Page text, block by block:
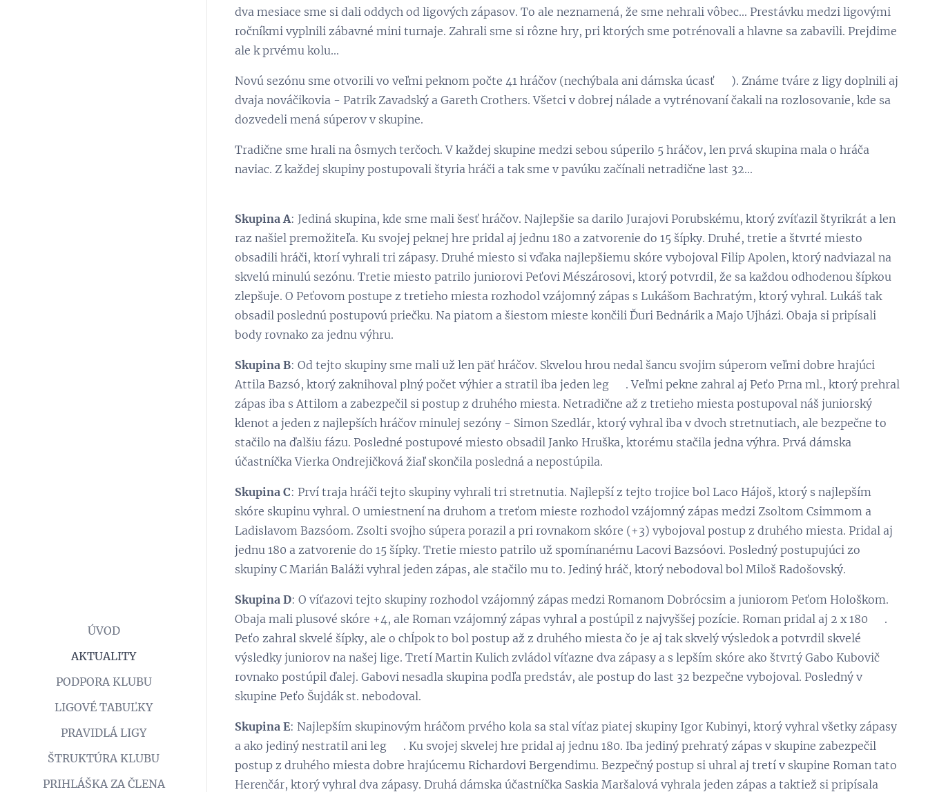
ÚVOD
AKTUALITY
PODPORA KLUBU
LIGOVÉ TABUĽKY
PRAVIDLÁ LIGY
ŠTRUKTÚRA KLUBU
PRIHLÁŠKA ZA ČLENA
dva mesiace sme si dali oddych od ligových zápasov. To ale neznamená, že sme nehrali vôbec... Prestávku medzi ligovými
ročníkmi vyplnili zábavné mini turnaje. Zahrali sme si rôzne hry, pri ktorých sme potrénovali a hlavne sa zabavili. Prejdime
ale k prvému kolu...
Novú sezónu sme otvorili vo veľmi peknom počte 41 hráčov (nechýbala ani dámska úcasť ☺). Známe tváre z ligy doplnili aj
dvaja nováčikovia - Patrik Zavadský a Gareth Crothers. Všetci v dobrej nálade a vytrénovaní čakali na rozlosovanie, kde sa
dozvedeli mená súperov v skupine.
Tradične sme hrali na ôsmych terčoch. V každej skupine medzi sebou súperilo 5 hráčov, len prvá skupina mala o hráča
naviac. Z každej skupiny postupovali štyria hráči a tak sme v pavúku začínali netradične last 32...
Skupina A: Jediná skupina, kde sme mali šesť hráčov. Najlepšie sa darilo Jurajovi Porubskému, ktorý zvíťazil štyrikrát a len
raz našiel premožiteľa. Ku svojej peknej hre pridal aj jednu 180 a zatvorenie do 15 šípky. Druhé, tretie a štvrté miesto
obsadili hráči, ktorí vyhrali tri zápasy. Druhé miesto si vďaka najlepšiemu skóre vybojoval Filip Apolen, ktorý nadviazal na
skvelú minulú sezónu. Tretie miesto patrilo juniorovi Peťovi Mészárosovi, ktorý potvrdil, že sa každou odhodenou šípkou
zlepšuje. O Peťovom postupe z tretieho miesta rozhodol vzájomný zápas s Lukášom Bachratým, ktorý vyhral. Lukáš tak
obsadil poslednú postupovú priečku. Na piatom a šiestom mieste končili Ďuri Bednárik a Majo Ujházi. Obaja si pripísali
body rovnako za jednu výhru.
Skupina B: Od tejto skupiny sme mali už len päť hráčov. Skvelou hrou nedal šancu svojim súperom veľmi dobre hrajúci
Attila Bazsó, ktorý zaknihoval plný počet výhier a stratil iba jeden leg ☺. Veľmi pekne zahral aj Peťo Prna ml., ktorý prehral
zápas iba s Attilom a zabezpečil si postup z druhého miesta. Netradične až z tretieho miesta postupoval náš juniorský
klenot a jeden z najlepších hráčov minulej sezóny - Simon Szedlár, ktorý vyhral iba v dvoch stretnutiach, ale bezpečne to
stačilo na ďalšiu fázu. Posledné postupové miesto obsadil Janko Hruška, ktorému stačila jedna výhra. Prvá dámska
účastníčka Vierka Ondrejičková žiaľ skončila posledná a nepostúpila.
Skupina C: Prví traja hráči tejto skupiny vyhrali tri stretnutia. Najlepší z tejto trojice bol Laco Hájoš, ktorý s najlepším
skóre skupinu vyhral. O umiestnení na druhom a treťom mieste rozhodol vzájomný zápas medzi Zsoltom Csimmom a
Ladislavom Bazsóom. Zsolti svojho súpera porazil a pri rovnakom skóre (+3) vybojoval postup z druhého miesta. Pridal aj
jednu 180 a zatvorenie do 15 šípky. Tretie miesto patrilo už spomínanému Lacovi Bazsóovi. Posledný postupujúci zo
skupiny C Marián Baláži vyhral jeden zápas, ale stačilo mu to. Jediný hráč, ktorý nebodoval bol Miloš Radošovský.
Skupina D: O víťazovi tejto skupiny rozhodol vzájomný zápas medzi Romanom Dobrócsim a juniorom Peťom Hološkom.
Obaja mali plusové skóre +4, ale Roman vzájomný zápas vyhral a postúpil z najvyššej pozície. Roman pridal aj 2 x 180 ☺.
Peťo zahral skvelé šípky, ale o chĺpok to bol postup až z druhého miesta čo je aj tak skvelý výsledok a potvrdil skvelé
výsledky juniorov na našej lige. Tretí Martin Kulich zvládol víťazne dva zápasy a s lepším skóre ako štvrtý Gabo Kubovič
rovnako postúpil ďalej. Gabovi nesadla skupina podľa predstáv, ale postup do last 32 bezpečne vybojoval. Posledný v
skupine Peťo Šujdák st. nebodoval.
Skupina E: Najlepším skupinovým hráčom prvého kola sa stal víťaz piatej skupiny Igor Kubinyi, ktorý vyhral všetky zápasy
a ako jediný nestratil ani leg ☺. Ku svojej skvelej hre pridal aj jednu 180. Iba jediný prehratý zápas v skupine zabezpečil
postup z druhého miesta dobre hrajúcemu Richardovi Bergendimu. Bezpečný postup si uhral aj tretí v skupine Roman tato
Herenčár, ktorý vyhral dva zápasy. Druhá dámska účastníčka Saskia Maršalová vyhrala jeden zápas a taktiež si pripísala